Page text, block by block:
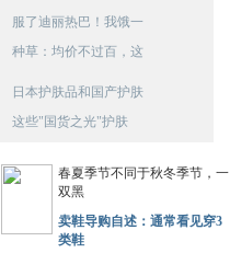
服了迪丽热巴！我饿一
种草：均价不过百，这
日本护肤品和国产护肤
这些"国货之光"护肤
春夏季节不同于秋冬季节，一
双黑
卖鞋导购自述：通常看见穿3
类鞋